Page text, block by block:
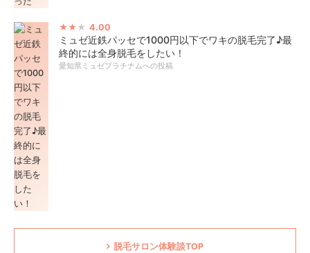
4.00
ミュゼ近鉄パッセで1000円以下でワキの脱毛完了♪最
終的には全身脱毛をしたい！
愛知県ミュゼプラチナムへの投稿
脱毛サロン体験談TOP